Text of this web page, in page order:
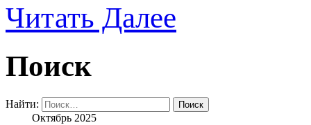
Читать Далее
Поиск
Найти:
Октябрь 2025